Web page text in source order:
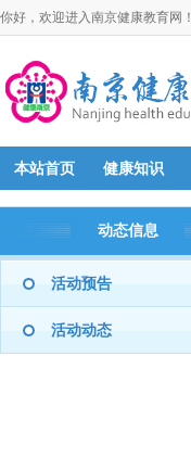
你好，欢迎进入南京健康教育网！
本站首页 健康知识
动态信息
活动预告
活动动态